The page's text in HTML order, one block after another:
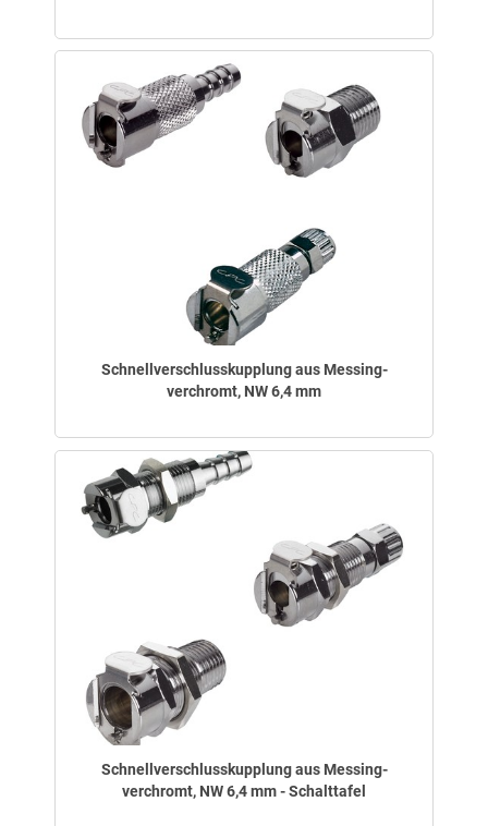
Schnellverschlusskupplung aus Messing-
verchromt, NW 6,4 mm
Schnellverschlusskupplung aus Messing-
verchromt, NW 6,4 mm - Schalttafel